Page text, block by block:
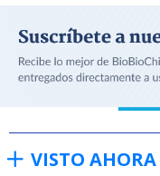
VISTO AHORA